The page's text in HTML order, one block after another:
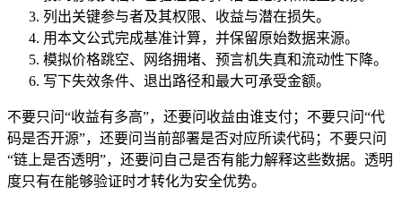
列出关键参与者及其权限、收益与潜在损失。
用本文公式完成基准计算，并保留原始数据来源。
模拟价格跳空、网络拥堵、预言机失真和流动性下降。
写下失效条件、退出路径和最大可承受金额。
不要只问“收益有多高”，还要问收益由谁支付；不要只问“代
码是否开源”，还要问当前部署是否对应所读代码；不要只问
“链上是否透明”，还要问自己是否有能力解释这些数据。透明
度只有在能够验证时才转化为安全优势。